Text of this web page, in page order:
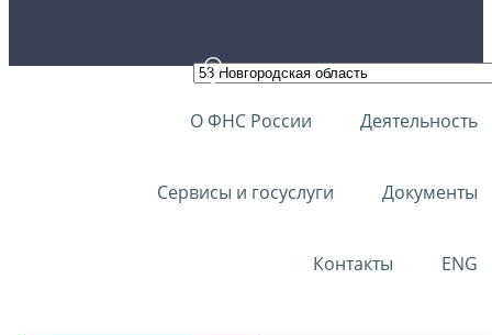
О ФНС России Деятельность
Сервисы и госуслуги Документы
Контакты ENG